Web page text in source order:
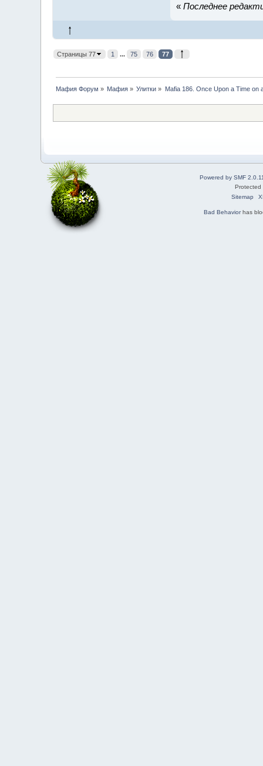
« Последнее
Страницы 77 1 ... 75 76 77
Мафия Форум » Мафия » Улитки » Mafia 186. Once Upon a Time on
Powered by SMF
Sitemap
Bad Behaviorhas